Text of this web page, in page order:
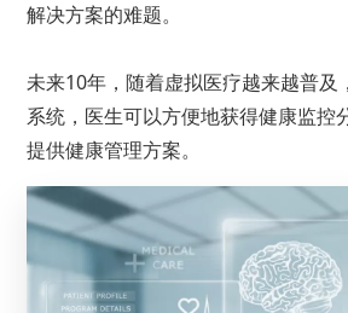
解决方案的难题。
未来10年，随着虚拟医疗越来越普及
系统，医生可以方便地获得健康监控
提供健康管理方案。